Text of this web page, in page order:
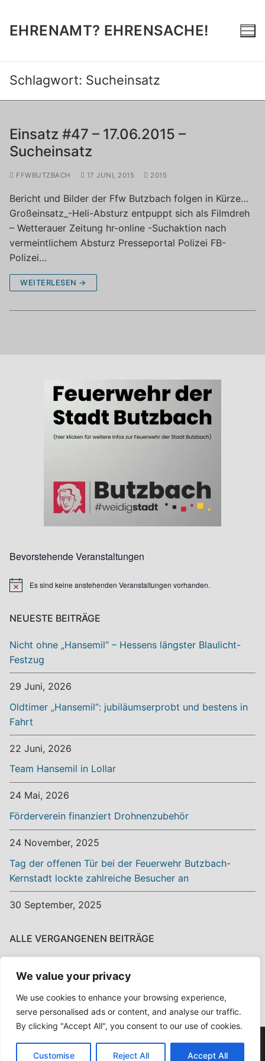
We value your privacy
We use cookies to enhance your browsing experience,
serve personalised ads or content, and analyse our traffic.
By clicking "Accept All", you consent to our use of cookies.
Customise Reject All Accept All
springen
EHRENAMT? EHRENSACHE!
Schlagwort: Sucheinsatz
Einsatz #47 – 17.06.2015 –
Sucheinsatz
FFWBUTZBACH 17 JUNI, 2015 2015
Bericht und Bilder der Ffw Butzbach folgen in Kürze…
Großeinsatz_-Heli-Absturz entpuppt sich als Filmdreh
– Wetterauer Zeitung hr-online -Suchaktion nach
vermeintlichem Absturz Presseportal Polizei FB-
Polizei…
WEITERLESEN →
Bevorstehende Veranstaltungen
HinweisEs sind keine anstehenden Veranstaltungen vorhanden.
NEUESTE BEITRÄGE
Nicht ohne „Hansemil“ – Hessens längster Blaulicht-
Festzug
29 Juni, 2026
Oldtimer „Hansemil“: jubiläumserprobt und bestens in
Fahrt
22 Juni, 2026
Team Hansemil in Lollar
24 Mai, 2026
Förderverein finanziert Drohnenzubehör
24 November, 2025
Tag der offenen Tür bei der Feuerwehr Butzbach-
Kernstadt lockte zahlreiche Besucher an
30 September, 2025
ALLE VERGANGENEN BEITRÄGE
vergangenen
Beiträge
Copyright © 2026 Ehrenamt? Ehrensache! – Powered by